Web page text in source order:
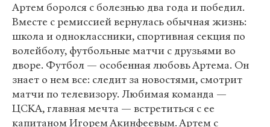
Артем боролся с болезнью два года и победил.
Вместе с ремиссией вернулась обычная жизнь:
школа и одноклассники, спортивная секция по
волейболу, футбольные матчи с друзьями во
дворе. Футбол — особенная любовь Артема. Он
знает о нем все: следит за новостями, смотрит
матчи по телевизору. Любимая команда —
ЦСКА, главная мечта — встретиться с ее
капитаном Игорем Акинфеевым. Артем с